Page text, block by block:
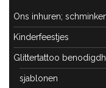
Ons inhuren;
Kinderfeestjes
Glittertattoo
sjablonen